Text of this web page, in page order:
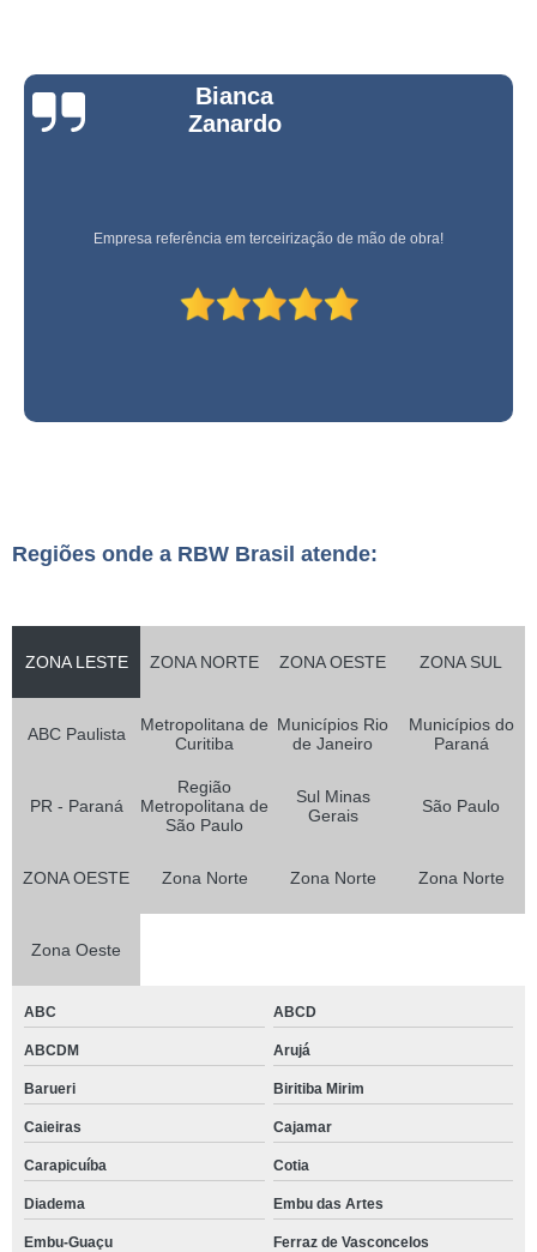
Bianca
Zanardo
Empresa referência em terceirização de mão de obra!
Regiões onde a RBW Brasil atende:
ZONA LESTE ZONA NORTE ZONA OESTE ZONA SUL
ABC Paulista
Metropolitana de
Curitiba
Municípios Rio
de Janeiro
Municípios do
Paraná
PR - Paraná
Região
Metropolitana de
São Paulo
Sul Minas
Gerais
São Paulo
ZONA OESTE Zona Norte Zona Norte Zona Norte
Zona Oeste
ABC ABCD
ABCDM Arujá
Barueri Biritiba Mirim
Caieiras Cajamar
Carapicuíba Cotia
Diadema Embu das Artes
Embu-Guaçu Ferraz de Vasconcelos